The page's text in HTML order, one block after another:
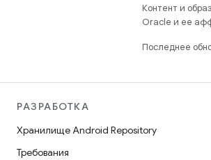
Контент и
Oracle и ее
Последнее
РАЗРАБОТКА
Хранилище Android Repository
Требования